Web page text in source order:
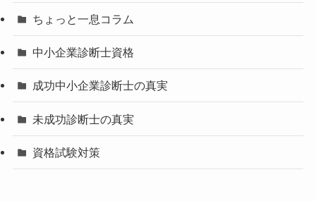
ちょっと一息コラム
中小企業診断士資格
成功中小企業診断士の真実
未成功診断士の真実
資格試験対策